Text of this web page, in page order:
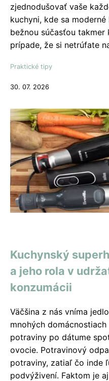
zjednodušovať vaše
kuchyni, kde sa
bežnou súčasťou
prípade, že si netrúfate
Praktické tipy
30. 07. 2026
Kuchynský
a jeho rola v
konzumácii
Väčšina z nás vníma
mnohých
potraviny po dátume
ovocie. Potravinový
potraviny, zatiaľ čo inde
podvýživení. Faktom je